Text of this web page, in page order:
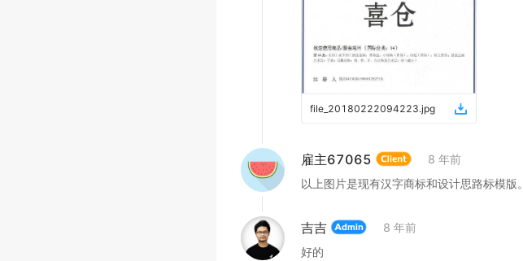
file_20180222094223.jpg
雇主67065
8 年前
以上图片是现有汉字商标和设计思路标模版。
吉吉
8 年前
好的